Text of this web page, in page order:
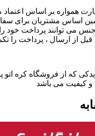
همواره بر اساس اعتماد
اساس مشتریان برای
می توانند پرداخت خود
از ارسال ، پرداخت را
که از فروشگاه کره اتو
کیفیت می باشد